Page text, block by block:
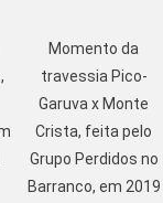
Momento da
travessia Pico-
Garuva x Monte
Crista, feita pelo
Grupo Perdidos no
Barranco, em 2019